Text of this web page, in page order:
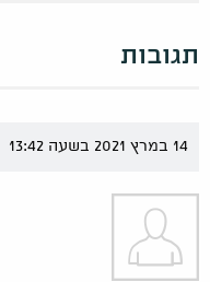
תגובות
14 במרץ 2021 בשעה 13:42